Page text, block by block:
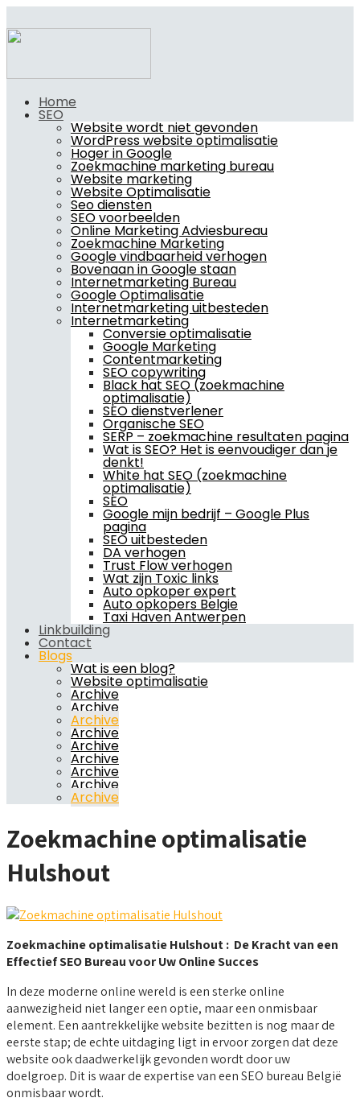
Home
SEO
Website wordt niet gevonden
WordPress website optimalisatie
Hoger in Google
Zoekmachine marketing bureau
Website marketing
Website Optimalisatie
Seo diensten
SEO voorbeelden
Online Marketing Adviesbureau
Zoekmachine Marketing
Google vindbaarheid verhogen
Bovenaan in Google staan
Internetmarketing Bureau
Google Optimalisatie
Internetmarketing uitbesteden
Internetmarketing
Conversie optimalisatie
Google Marketing
Contentmarketing
SEO copywriting
Black hat SEO (zoekmachine
optimalisatie)
SEO dienstverlener
Organische SEO
SERP – zoekmachine resultaten pagina
Wat is SEO? Het is eenvoudiger dan je
denkt!
White hat SEO (zoekmachine
optimalisatie)
SEO
Google mijn bedrijf – Google Plus
pagina
SEO uitbesteden
DA verhogen
Trust Flow verhogen
Wat zijn Toxic links
Auto opkoper expert
Auto opkopers Belgie
Taxi Haven Antwerpen
Linkbuilding
Contact
Blogs
Wat is een blog?
Website optimalisatie
Archive
Archive
Archive
Archive
Archive
Archive
Archive
Archive
Archive
Zoekmachine optimalisatie
Hulshout
Zoekmachine optimalisatie Hulshout : De Kracht van een
Effectief SEO Bureau voor Uw Online Succes
In deze moderne online wereld is een sterke online
aanwezigheid niet langer een optie, maar een onmisbaar
element. Een aantrekkelijke website bezitten is nog maar de
eerste stap; de echte uitdaging ligt in ervoor zorgen dat deze
website ook daadwerkelijk gevonden wordt door uw
doelgroep. Dit is waar de expertise van een SEO bureau België
onmisbaar wordt.